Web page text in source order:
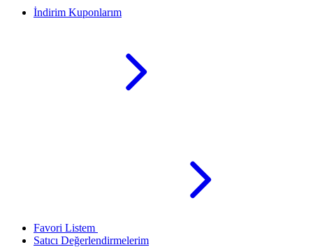
İndirim Kuponlarım
Favori Listem
Satıcı Değerlendirmelerim